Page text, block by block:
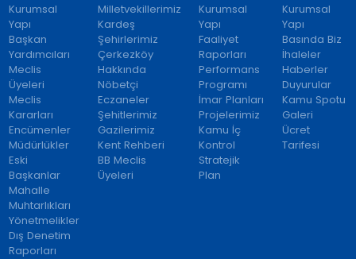
Kurumsal
Yapı
Başkan
Yardımcıları
Meclis
Üyeleri
Meclis
Kararları
Encümenler
Müdürlükler
Eski
Başkanlar
Mahalle
Muhtarlıkları
Yönetmelikler
Dış Denetim
Raporları
Milletvekillerimiz
Kardeş
Şehirlerimiz
Çerkezköy
Hakkında
Nöbetçi
Eczaneler
Şehitlerimiz
Gazilerimiz
Kent Rehberi
BB Meclis
Üyeleri
Kurumsal
Yapı
Faaliyet
Raporları
Performans
Programı
İmar Planları
Projelerimiz
Kamu İç
Kontrol
Stratejik
Plan
Kurumsal
Yapı
Basında Biz
İhaleler
Haberler
Duyurular
Kamu Spotu
Galeri
Ücret
Tarifesi